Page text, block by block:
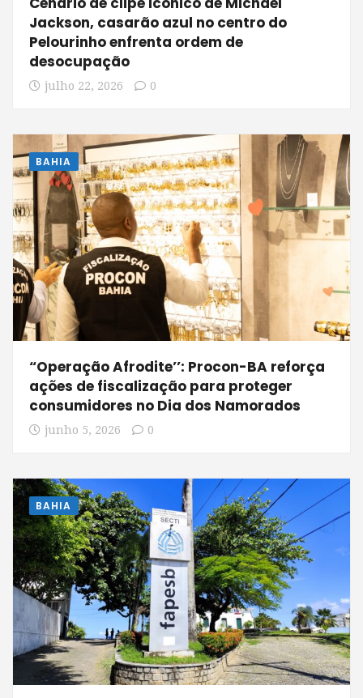
Jackson, casarão azul no centro do
Pelourinho enfrenta ordem de
desocupação
julho 22, 2026 0
BAHIA
“Operação Afrodite’’: Procon-BA reforça
ações de fiscalização para proteger
consumidores no Dia dos Namorados
junho 5, 2026 0
BAHIA